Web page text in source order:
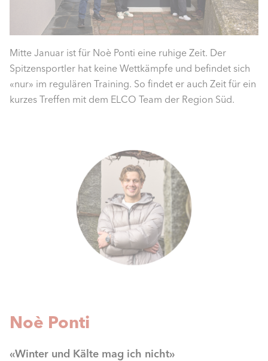
Mitte Januar ist für Noè Ponti eine ruhige Zeit. Der
Spitzensportler hat keine Wettkämpfe und befindet sich
«nur» im regulären Training. So findet er auch Zeit für ein
kurzes Treffen mit dem ELCO Team der Region Süd.
Noè Ponti
«Winter und Kälte mag ich nicht»